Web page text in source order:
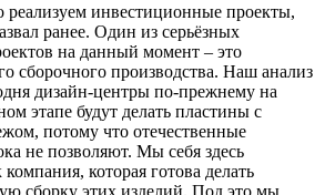
инвестиционные проекты,
ранее. Один из серьёзных
на данный момент – это
сборочного производства. Наш анализ
дизайн-центры по-прежнему на
этапе будут делать пластины с
потому что отечественные
не позволяют. Мы себя здесь
которая готова делать
сборку этих изделий. Под это мы